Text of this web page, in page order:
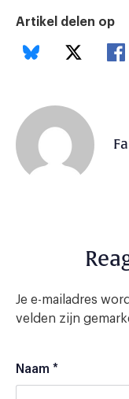
Artikel delen op
Je e-mailadres
velden zijn
Naam *